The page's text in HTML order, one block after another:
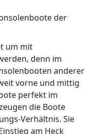
der
um mit
denn im
anderer
vorne und mittig
perfekt im
die Boote
Verhältnis. Sie
am Heck